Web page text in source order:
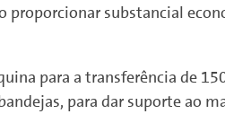
substancial
para a transferência de
para dar suporte ao